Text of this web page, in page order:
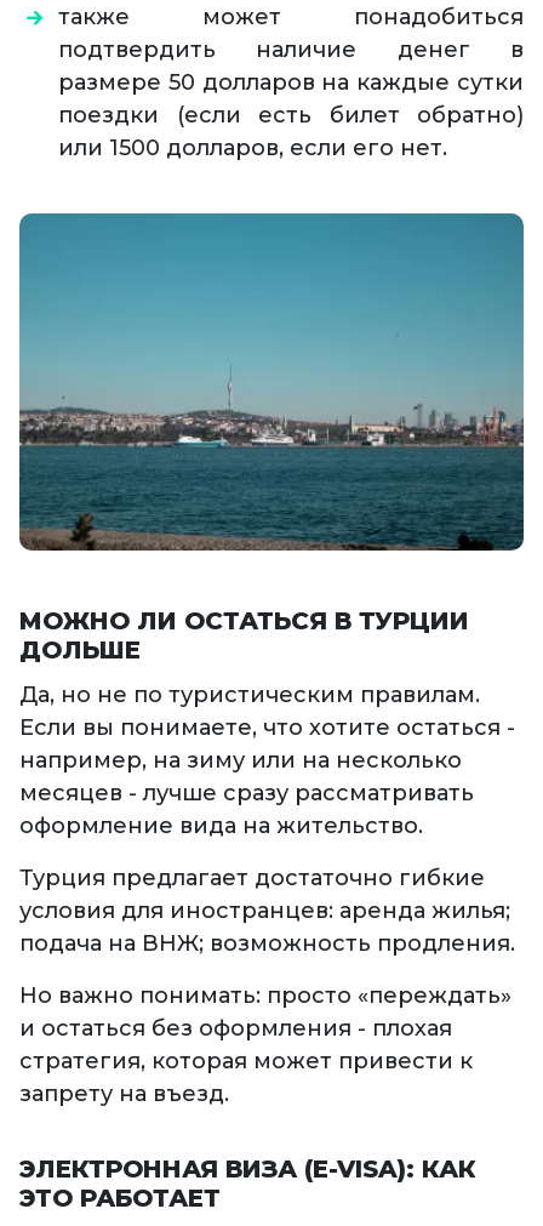
также может понадобиться
подтвердить наличие денег в
размере 50 долларов на каждые сутки
поездки (если есть билет обратно)
или 1500 долларов, если его нет.
МОЖНО ЛИ ОСТАТЬСЯ В ТУРЦИИ
ДОЛЬШЕ
Да, но не по туристическим правилам.
Если вы понимаете, что хотите остаться -
например, на зиму или на несколько
месяцев - лучше сразу рассматривать
оформление вида на жительство.
Турция предлагает достаточно гибкие
условия для иностранцев: аренда жилья;
подача на ВНЖ; возможность продления.
Но важно понимать: просто «переждать»
и остаться без оформления - плохая
стратегия, которая может привести к
запрету на въезд.
ЭЛЕКТРОННАЯ ВИЗА (E-VISA): КАК
ЭТО РАБОТАЕТ